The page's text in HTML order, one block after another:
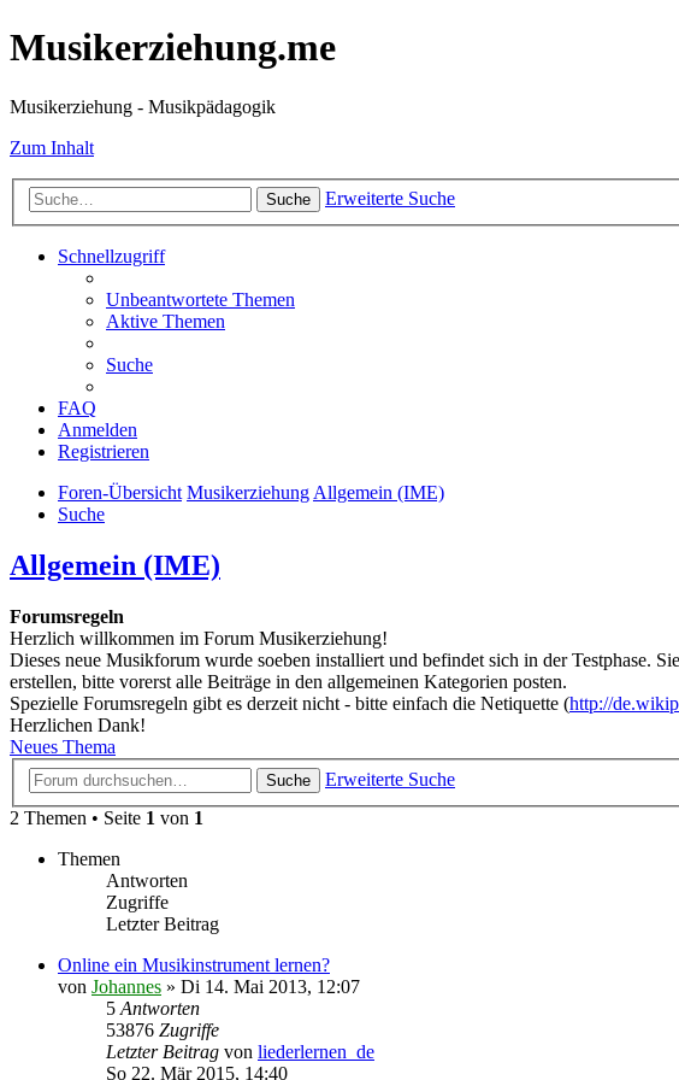
Musikerziehung.me
Musikerziehung - Musikpädagogik
Zum Inhalt
Suche Erweiterte Suche
Schnellzugriff
Unbeantwortete Themen
Aktive Themen
Suche
FAQ
Anmelden
Registrieren
Foren-Übersicht MusikerziehungAllgemein (IME)
Suche
Allgemein (IME)
Forumsregeln
Herzlich willkommen im Forum Musikerziehung!
Dieses neue Musikforum wurde soeben installiert und befindet sich in der Testphase.
erstellen, bitte vorerst alle Beiträge in den allgemeinen Kategorien posten.
Spezielle Forumsregeln gibt es derzeit nicht - bitte einfach die Netiquette (http://
Herzlichen Dank!
Neues Thema
Suche
Erweiterte Suche
2 Themen • Seite 1 von 1
Themen
Antworten
Zugriffe
Letzter Beitrag
Online ein Musikinstrument lernen?
von Johannes » Di 14. Mai 2013, 12:07
5 Antworten
53876 Zugriffe
Letzter Beitrag von liederlernen_de
So 22. Mär 2015, 14:40